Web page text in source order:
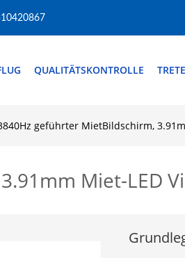
QUALITÄTSKONTROLLE
geführter MietBildschirm,
Miet-LED